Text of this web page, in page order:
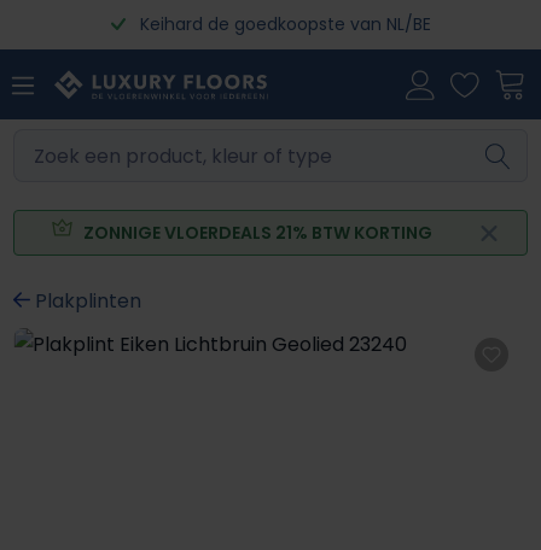
Ga naar de hoofdinhoudKeihard de goedkoopste van NL/BE
ZONNIGE VLOERDEALS 21% BTW KORTING
Plakplinten
Afbeeldingengalerij overslaan